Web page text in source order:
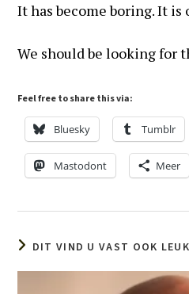
It has become boring. It is
We should be looking for
Feel free to share this via:
Bluesky Tumblr
Mastodont Meer
DIT VIND U VAST OOK LEUK